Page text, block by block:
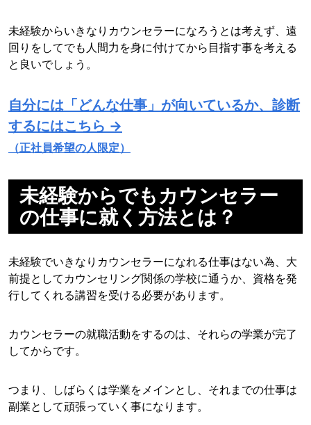
未経験からいきなりカウンセラーになろうとは考えず、遠
回りをしてでも人間力を身に付けてから目指す事を考える
と良いでしょう。
自分には「どんな仕事」が向いているか、診断
するにはこちら →
（正社員希望の人限定）
未経験からでもカウンセラー
の仕事に就く方法とは？
未経験でいきなりカウンセラーになれる仕事はない為、大
前提としてカウンセリング関係の学校に通うか、資格を発
行してくれる講習を受ける必要があります。
カウンセラーの就職活動をするのは、それらの学業が完了
してからです。
つまり、しばらくは学業をメインとし、それまでの仕事は
副業として頑張っていく事になります。